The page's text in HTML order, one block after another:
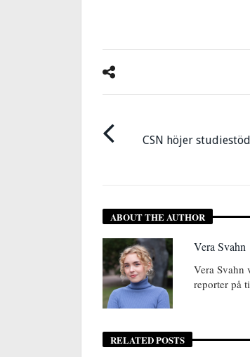
CSN höjer
ABOUT THE AUTHOR
Vera Svahn
Vera Svahn
reporter på
RELATED POSTS